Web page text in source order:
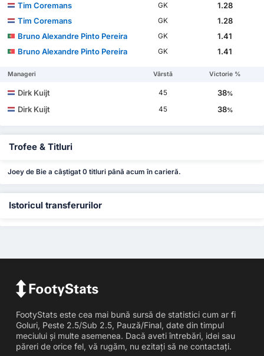
Tim Coremans GK
1.28
Tim Coremans
GK
1.28
Bruno Alexandre Pinto Pereira
GK
1.41
Bruno Alexandre Pinto Pereira
GK 1.41
Manageri Vârstă Victorie %
Dirk Kuijt 45 38%
Dirk Kuijt 45 38%
Trofee & Titluri
Joey de Bie a câștigat 0 titluri până acum în carieră.
Istoricul transferurilor
FootyStats este cea mai bună sursă de statistici cum ar fi
Goluri, Peste 2.5/Sub 2.5, Pauză/Final, date din timpul
meciului și multe asemenea. Dacă aveti întrebări, idei sau
păreri de orice fel, vă rugăm, nu ezitați să ne contactați.